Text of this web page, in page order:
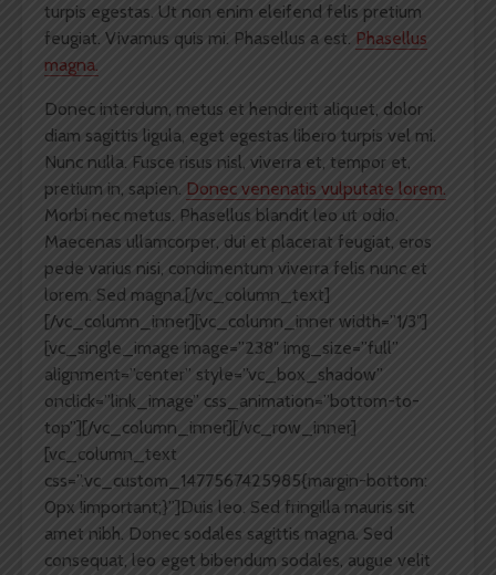
turpis egestas. Ut non enim eleifend felis pretium
feugiat. Vivamus quis mi. Phasellus a est. Phasellus
magna.
Donec interdum, metus et hendrerit aliquet, dolor
diam sagittis ligula, eget egestas libero turpis vel mi.
Nunc nulla. Fusce risus nisl, viverra et, tempor et,
pretium in, sapien. Donec venenatis vulputate lorem.
Morbi nec metus. Phasellus blandit leo ut odio.
Maecenas ullamcorper, dui et placerat feugiat, eros
pede varius nisi, condimentum viverra felis nunc et
lorem. Sed magna.[/vc_column_text]
[/vc_column_inner][vc_column_inner width=”1/3″]
[vc_single_image image=”238″ img_size=”full”
alignment=”center” style=”vc_box_shadow”
onclick=”link_image” css_animation=”bottom-to-
top”][/vc_column_inner][/vc_row_inner]
[vc_column_text
css=”.vc_custom_1477567425985{margin-bottom:
0px !important;}”]Duis leo. Sed fringilla mauris sit
amet nibh. Donec sodales sagittis magna. Sed
consequat, leo eget bibendum sodales, augue velit